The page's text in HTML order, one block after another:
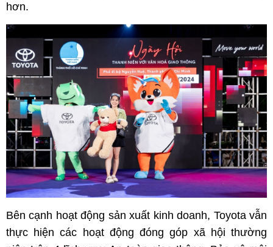
hơn.
Bên cạnh hoạt động sản xuất kinh doanh, Toyota vẫn
thực hiện các hoạt động đóng góp xã hội thường